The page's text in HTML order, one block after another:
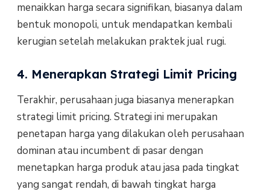
menaikkan harga secara signifikan, biasanya dalam
bentuk monopoli, untuk mendapatkan kembali
kerugian setelah melakukan praktek jual rugi.
4. Menerapkan Strategi Limit Pricing
Terakhir, perusahaan juga biasanya menerapkan
strategi limit pricing. Strategi ini merupakan
penetapan harga yang dilakukan oleh perusahaan
dominan atau incumbent di pasar dengan
menetapkan harga produk atau jasa pada tingkat
yang sangat rendah, di bawah tingkat harga